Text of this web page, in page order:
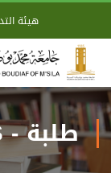
هيئة
طلبة - STAPS